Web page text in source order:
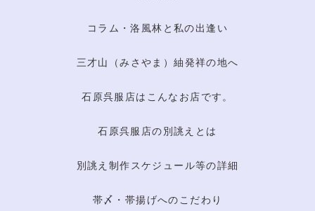
コラム・洛風林と私の出逢い
三才山（みさやま）紬発祥の地へ
石原呉服店はこんなお店です。
石原呉服店の別誂えとは
別誂え制作スケジュール等の詳細
帯〆・帯揚げへのこだわり